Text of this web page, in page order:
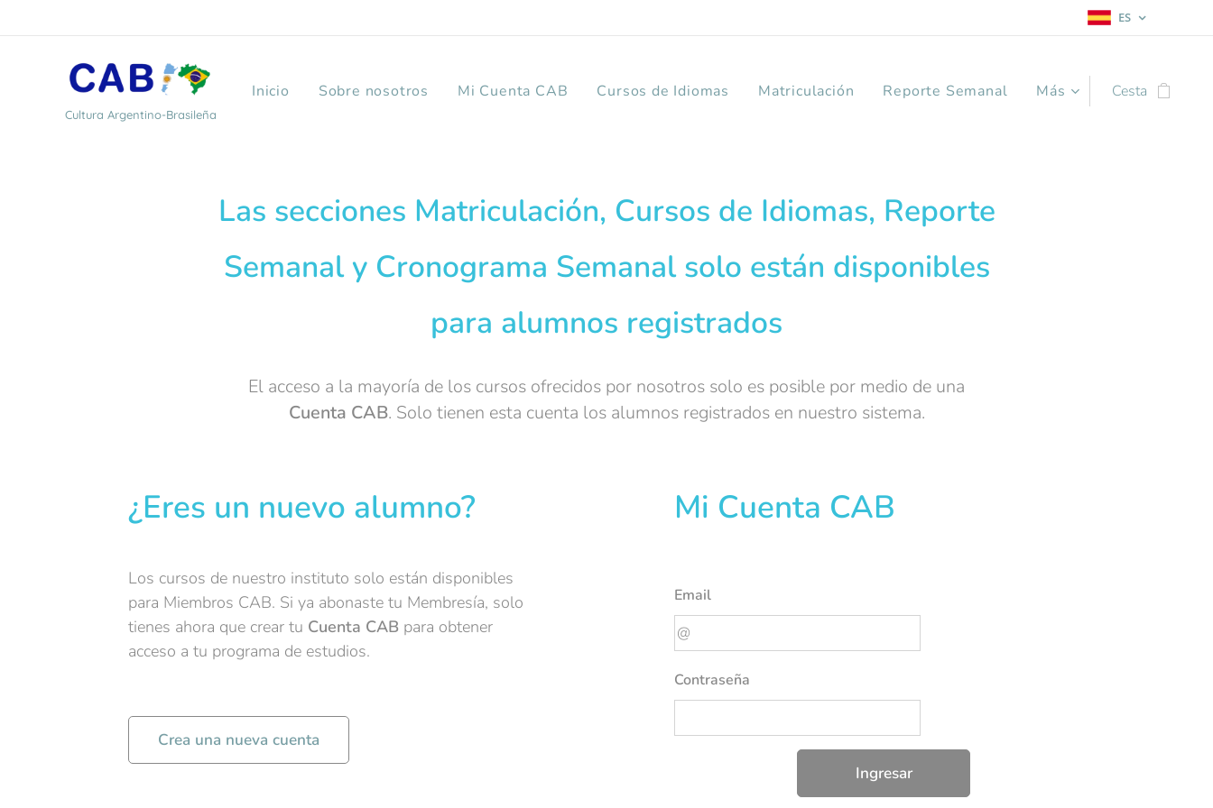
ES
Cultura Argentino-Brasileña
Inicio Sobre nosotros Mi Cuenta CAB Cursos de Idiomas Matriculación Reporte Semanal Más Cesta
Las secciones Matriculación, Cursos de Idiomas, Reporte
Semanal y Cronograma Semanal solo están disponibles
para alumnos registrados
El acceso a la mayoría de los cursos ofrecidos por nosotros solo es posible por medio de una
Cuenta CAB. Solo tienen esta cuenta los alumnos registrados en nuestro sistema.
¿Eres un nuevo alumno?
Los cursos de nuestro instituto solo están disponibles
para Miembros CAB. Si ya abonaste tu Membresía, solo
tienes ahora que crear tu Cuenta CAB para obtener
acceso a tu programa de estudios.
Crea una nueva cuenta
Mi Cuenta CAB
Email
Contraseña
Ingresar